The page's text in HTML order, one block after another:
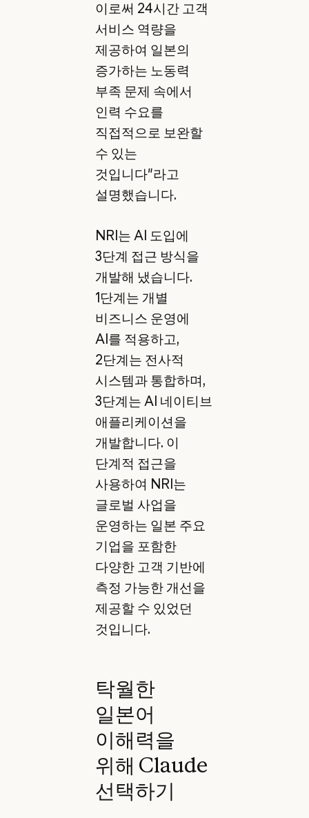
이로써 24시간 고객
서비스 역량을
제공하여 일본의
증가하는 노동력
부족 문제 속에서
인력 수요를
직접적으로 보완할
수 있는
것입니다"라고
설명했습니다.
NRI는 AI 도입에
3단계 접근 방식을
개발해 냈습니다.
1단계는 개별
비즈니스 운영에
AI를 적용하고,
2단계는 전사적
시스템과 통합하며,
3단계는 AI 네이티브
애플리케이션을
개발합니다. 이
단계적 접근을
사용하여 NRI는
글로벌 사업을
운영하는 일본 주요
기업을 포함한
다양한 고객 기반에
측정 가능한 개선을
제공할 수 있었던
것입니다.
탁월한
일본어
이해력을
위해 Claude
선택하기